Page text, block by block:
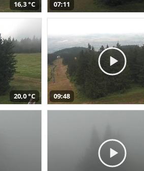
16,3 °C 07:11
20,0 °C 09:48